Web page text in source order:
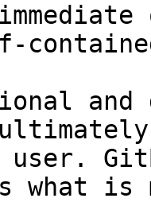
and
user.
what